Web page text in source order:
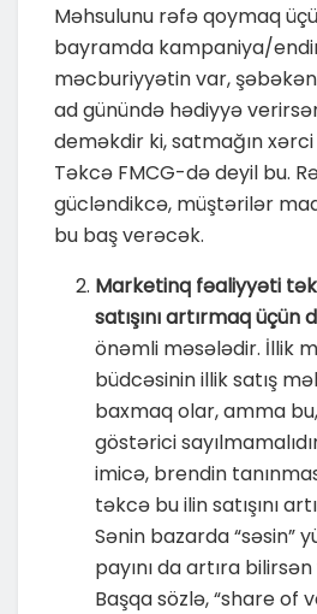
Məhsulunu rəfə qoymaq
bayramda kampaniya/
məcburiyyətin var,
ad günündə hədiyyə
deməkdir ki, satmağın xərci
Təkcə FMCG-də deyil bu.
gücləndikcə, müştərilər
bu baş verəcək.
Marketinq fəaliyyəti
satışını artırmaq üçün
önəmli məsələdir. İllik
büdcəsinin illik satış
baxmaq olar, amma
göstərici
imicə, brendin
təkcə bu ilin satışını
Sənin bazarda “səsin”
payını da artıra
Başqa sözlə, “share of